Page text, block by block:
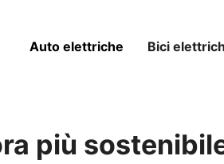
Auto elettriche Bici
più